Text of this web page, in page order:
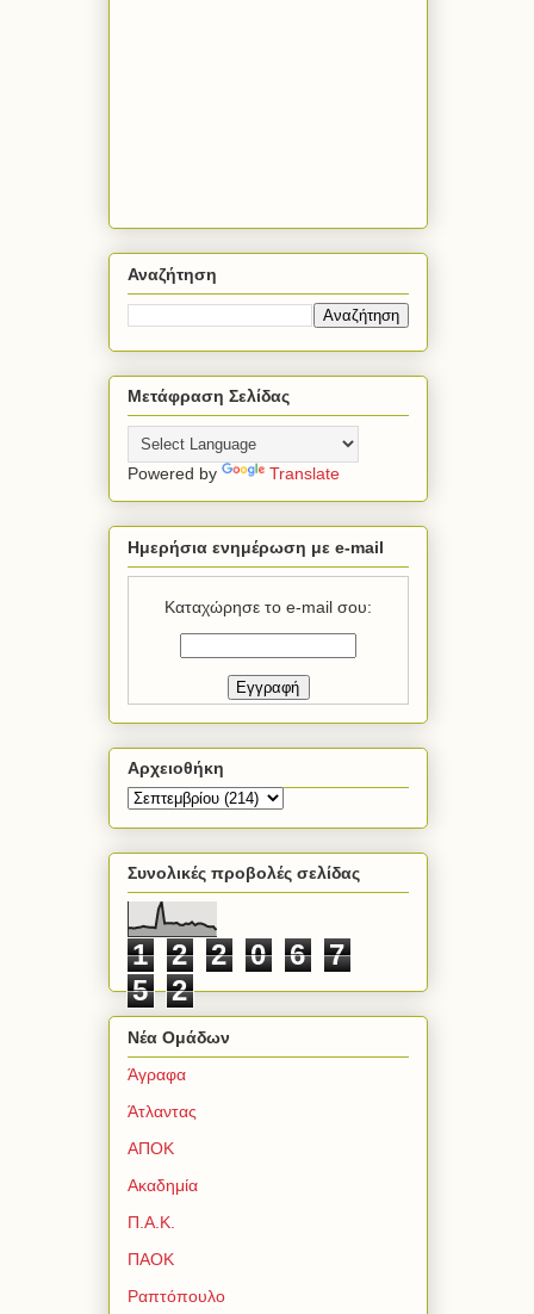
Αναζήτηση
Μετάφραση Σελίδας
Powered by Translate
Ημερήσια ενημέρωση με e-mail
Καταχώρησε το e-mail σου:
Αρχειοθήκη
Συνολικές προβολές σελίδας
1 2 2 0 6
7
5
2
Νέα Ομάδων
Άγραφα
Άτλαντας
ΑΠΟΚ
Ακαδημία
Π.Α.Κ.
ΠΑΟΚ
Ραπτόπουλο